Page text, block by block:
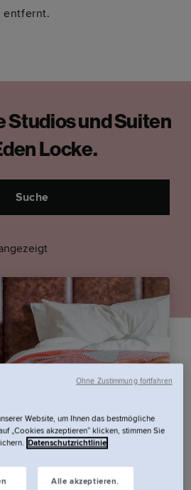
entfernt.
Studios und Suiten
Locke.
Suche
Website, um Ihnen das bestmögliche
„Cookies akzeptieren“ klicken, stimmen Sie
Datenschutzrichtlinie
Alle akzeptieren.
Ohne Zustimmung fortfahren